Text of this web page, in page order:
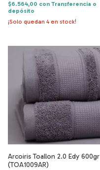
$6.564,00 con Transferencia o
depósito
¡Solo quedan 4en stock!
Arcoiris Toallon 2.0 Edy 600gr
(TOA1009AR)